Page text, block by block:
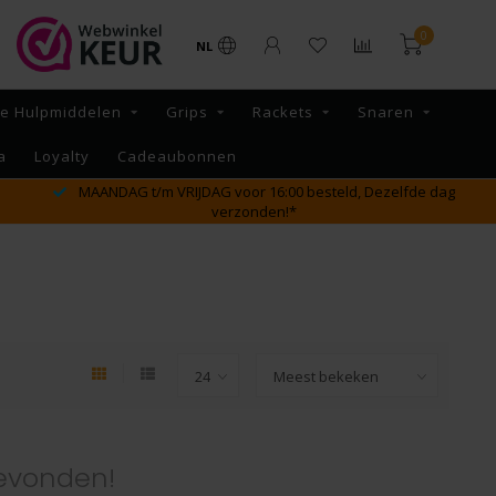
NL
0
Hulpmiddelen Grips Rackets Snaren
Loyalty
Cadeaubonnen
MAANDAG t/m VRIJDAG voor 16:00 besteld, Dezelfde dag
verzonden!*